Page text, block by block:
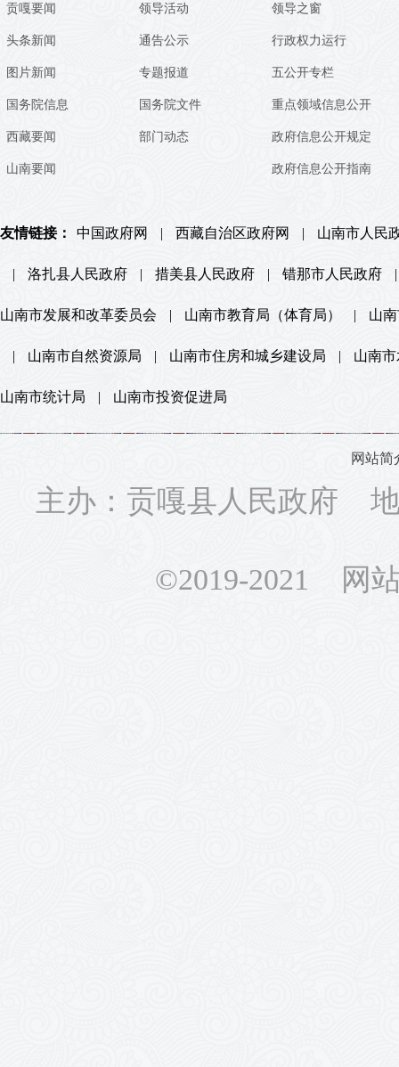
贡嘎要闻
头条新闻
图片新闻
国务院信息
西藏要闻
山南要闻
领导活动
通告公示
专题报道
国务院文件
部门动态
领导之窗
行政权力运行
五公开专栏
重点领域信息公开
政府信息公开规定
政府信息公开指南
友情链接： 中国政府网 | 西藏自治区政府网 | 山南市人民
| 洛扎县人民政府 | 措美县人民政府 | 错那市人民政府 |
山南市发展和改革委员会 | 山南市教育局（体育局） | 山
| 山南市自然资源局 | 山南市住房和城乡建设局 | 山南
山南市统计局 | 山南市投资促进局
网站简
主办：贡嘎县人民政府
©2019-2021 网